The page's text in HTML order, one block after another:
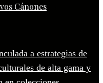
Cánones